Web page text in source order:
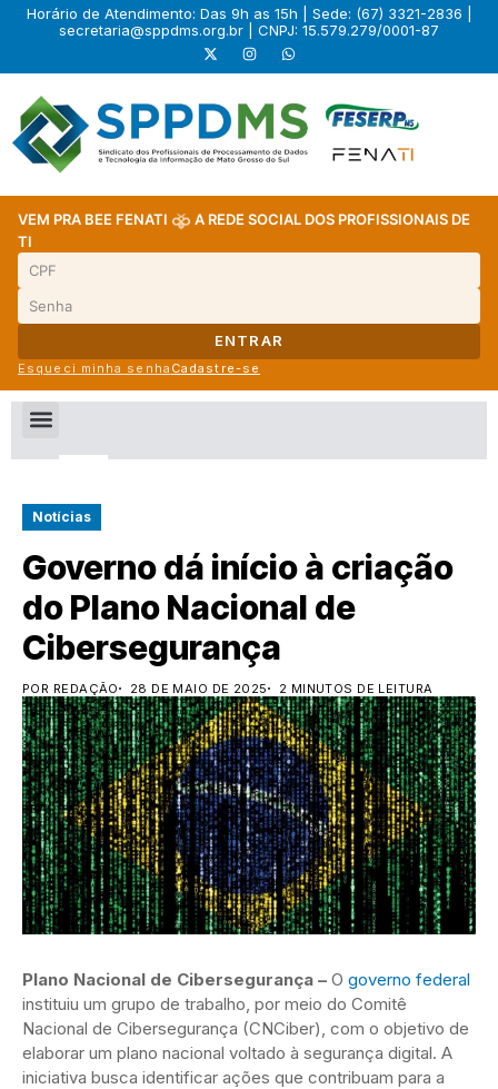
Horário de Atendimento: Das 9h as 15h | Sede: (67) 3321-2836 |
secretaria@sppdms.org.br | CNPJ: 15.579.279/0001-87
VEM PRA BEE FENATI
A REDE SOCIAL DOS PROFISSIONAIS DE
TI
ENTRAR
Esqueci minha senha Cadastre-se
Notícias
Governo dá início à criação
do Plano Nacional de
Cibersegurança
POR REDAÇÃO 28 DE MAIO DE 2025 2 MINUTOS DE LEITURA
Plano Nacional de Cibersegurança – O governo federal
instituiu um grupo de trabalho, por meio do Comitê
Nacional de Cibersegurança (CNCiber), com o objetivo de
elaborar um plano nacional voltado à segurança digital. A
iniciativa busca identificar ações que contribuam para a